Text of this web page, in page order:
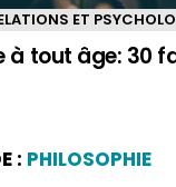
ET
à tout âge: 30
: PHILOSOPHIE